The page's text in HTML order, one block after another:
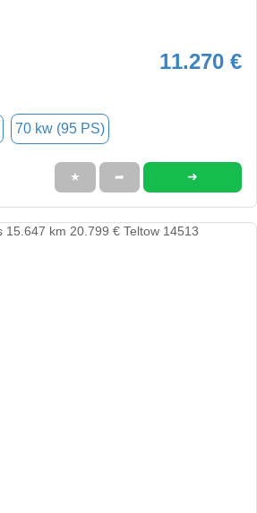
11.270 €
70 kw (95 PS)
★ ➦ ➜